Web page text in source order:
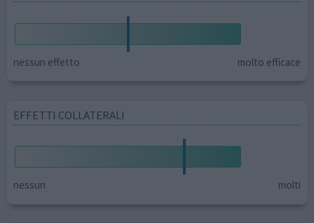
nessun effetto molto efficace
EFFETTI COLLATERALI
nessun molti